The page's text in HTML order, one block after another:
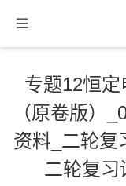
专题12恒定
（原卷版）
资料_二轮复
二轮复习